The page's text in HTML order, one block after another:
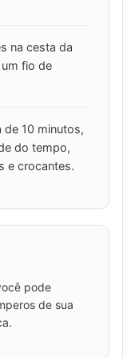
na cesta da
fio de
de 10 minutos,
do tempo,
e crocantes.
pode
de sua